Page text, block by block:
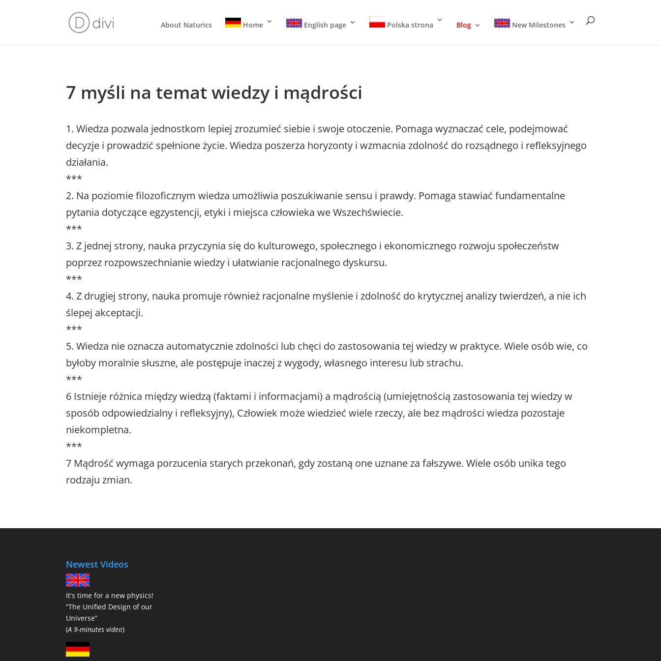
About Naturics Home English page Polska strona Blog New Milestones
7 myśli na temat wiedzy i mądrości
1. Wiedza pozwala jednostkom lepiej zrozumieć siebie i swoje otoczenie. Pomaga wyznaczać cele, podejmować
decyzje i prowadzić spełnione życie. Wiedza poszerza horyzonty i wzmacnia zdolność do rozsądnego i refleksyjnego
działania.
***
2. Na poziomie filozoficznym wiedza umożliwia poszukiwanie sensu i prawdy. Pomaga stawiać fundamentalne
pytania dotyczące egzystencji, etyki i miejsca człowieka we Wszechświecie.
***
3. Z jednej strony, nauka przyczynia się do kulturowego, społecznego i ekonomicznego rozwoju społeczeństw
poprzez rozpowszechnianie wiedzy i ułatwianie racjonalnego dyskursu.
***
4. Z drugiej strony, nauka promuje również racjonalne myślenie i zdolność do krytycznej analizy twierdzeń, a nie ich
ślepej akceptacji.
***
5. Wiedza nie oznacza automatycznie zdolności lub chęci do zastosowania tej wiedzy w praktyce. Wiele osób wie, co
byłoby moralnie słuszne, ale postępuje inaczej z wygody, własnego interesu lub strachu.
***
6 Istnieje różnica między wiedzą (faktami i informacjami) a mądrością (umiejętnością zastosowania tej wiedzy w
sposób odpowiedzialny i refleksyjny), Człowiek może wiedzieć wiele rzeczy, ale bez mądrości wiedza pozostaje
niekompletna.
***
7 Mądrość wymaga porzucenia starych przekonań, gdy zostaną one uznane za fałszywe. Wiele osób unika tego
rodzaju zmian.
Newest Videos
It's time for a new physics!
“The Unified Design of our
Universe”
(A 9-minutes video)